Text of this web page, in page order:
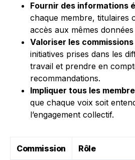
Fournir des informations
chaque membre, titulaires
accès aux mêmes
Valoriser les commissions
initiatives prises dans les
travail et prendre en
recommandations.
Impliquer tous les
que chaque voix soit
l’engagement collectif.
Commission Rôle